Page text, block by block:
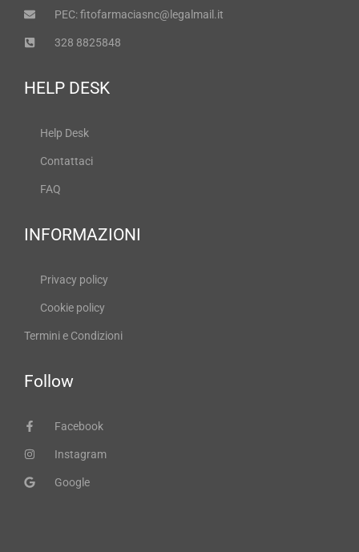
PEC: fitofarmaciasnc@legalmail.it
328 8825848
HELP DESK
Help Desk
Contattaci
FAQ
INFORMAZIONI
Privacy policy
Cookie policy
Termini e Condizioni
Follow
Facebook
Instagram
Google